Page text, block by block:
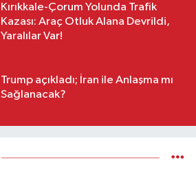
Kırıkkale-Çorum Yolunda Trafik
Kazası: Araç Otluk Alana Devrildi,
Yaralılar Var!
Trump açıkladı; İran ile Anlaşma mı
Sağlanacak?